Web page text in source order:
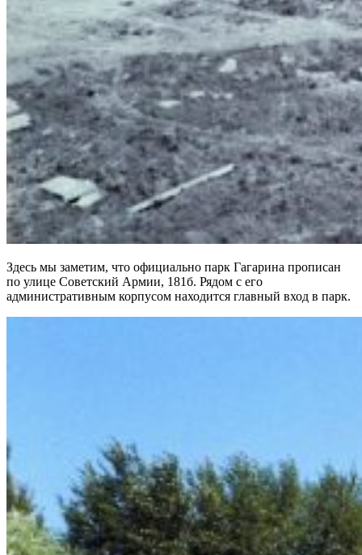
Здесь мы заметим, что официально парк Гагарина прописан
по улице Советский Армии, 181б. Рядом с его
административным корпусом находится главный вход в парк.